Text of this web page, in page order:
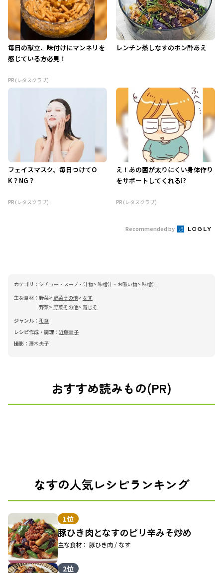
毎日の献立、味付けにマンネリを
感じている方必見！
PR (レタスクラブ)
レンチン蒸しなすのポン酢あえ
フェイスマスク、毎日つけてO
K？NG？
PR (レタスクラブ)
え！あの菌が太りにくい身体作り
をサポートしてくれる!?
PR (レタスクラブ)
Recommended by
カテゴリ： シチュー・スープ・汁物 味噌汁・お吸い物 味噌汁
主な食材： 野菜 野菜その他
なす
野菜
野菜その他 青じそ
ジャンル： 和食
レシピ作成・調理： 近藤幸子
撮影： 澤木央子
おすすめ読みもの(PR)
なすの人気レシピランキング
1位
豚ひき肉となすのピリ辛みそ炒め
主な食材： 豚ひき肉 / なす
2位